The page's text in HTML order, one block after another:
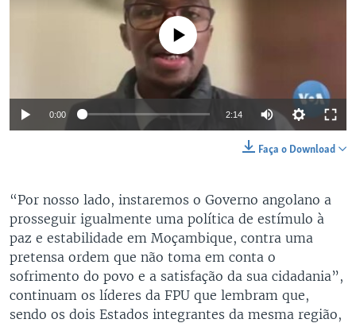
Auto 240p 360p 480p
720p 1080p
No media source currently available
0:00 2:14 Auto
480p
720p
1080p
Faça o Download
“Por nosso lado, instaremos o Governo angolano a
prosseguir igualmente uma política de estímulo à
paz e estabilidade em Moçambique, contra uma
pretensa ordem que não toma em conta o
sofrimento do povo e a satisfação da sua cidadania”,
continuam os líderes da FPU que lembram que,
sendo os dois Estados integrantes da mesma região,